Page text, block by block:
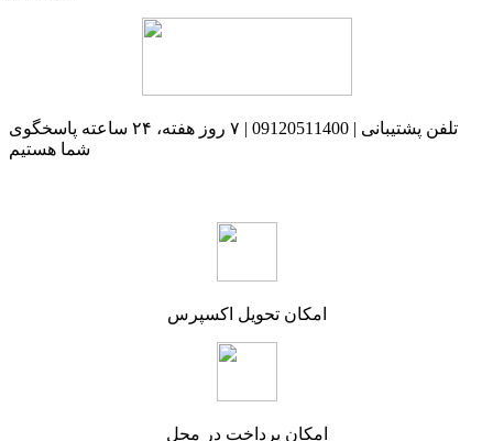
تلفن پشتیبانی | 09120511400 | ۷ روز هفته، ۲۴ ساعته پاسخگوی
شما هستیم
امکان تحویل اکسپرس
امکان پرداخت در محل